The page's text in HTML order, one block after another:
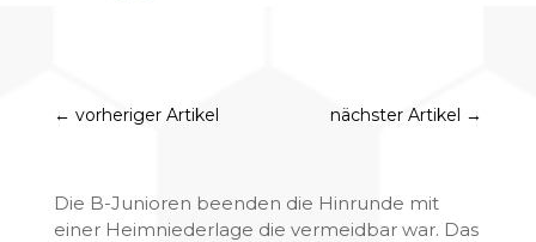
← vorheriger Artikel nächster Artikel →
Die B-Junioren beenden die Hinrunde mit
einer Heimniederlage die vermeidbar war. Das